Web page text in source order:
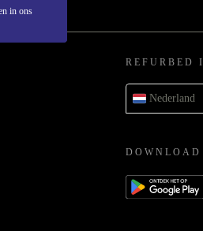
in ons
REFURBED
Nederland